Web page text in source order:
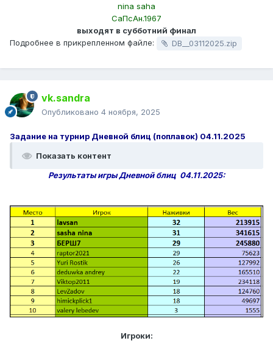
nina saha
СаПсАн.1967
выходят в субботний финал
Подробнее в прикрепленном файле:
DB__03112025.zip
vk.sandra
Опубликовано 4 ноября, 2025
Задание на турнир Дневной блиц (поплавок) 04.11.2025
Показать контент
Результаты игры Дневной блиц 04.11.2025:
Игроки: